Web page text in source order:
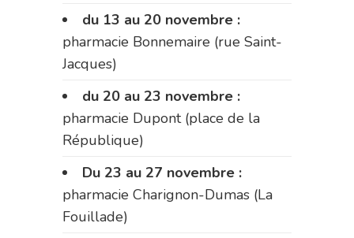
du 13 au 20 novembre :
pharmacie Bonnemaire (rue Saint-
Jacques)
du 20 au 23 novembre :
pharmacie Dupont (place de la
République)
Du 23 au 27 novembre :
pharmacie Charignon-Dumas (La
Fouillade)